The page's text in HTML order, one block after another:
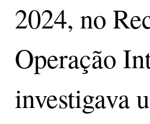
2024, no
Operação
investigava